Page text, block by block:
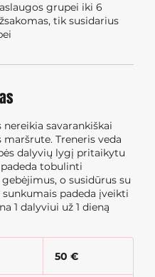
grupei iki 6
tik susidarius
nereikia savarankiškai
Treneris veda
dalyvių lygį pritaikytu
tobulinti
o susidūrus su
padeda įveikti
1 dalyviui už 1 dieną
50 €